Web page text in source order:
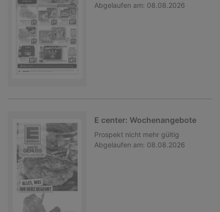
Abgelaufen am: 08.08.2026
E center: Wochenangebote
Prospekt nicht mehr gültig
Abgelaufen am: 08.08.2026